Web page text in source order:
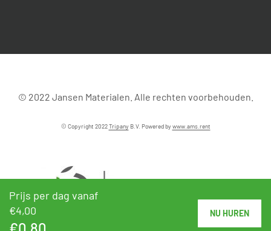
Prijs per dag vanaf
€4,00
NU HUREN
© 2022 Jansen Materialen. Alle rechten voorbehouden.
© Copyright 2022TripanyB.V. Powered bywww.ams.rent